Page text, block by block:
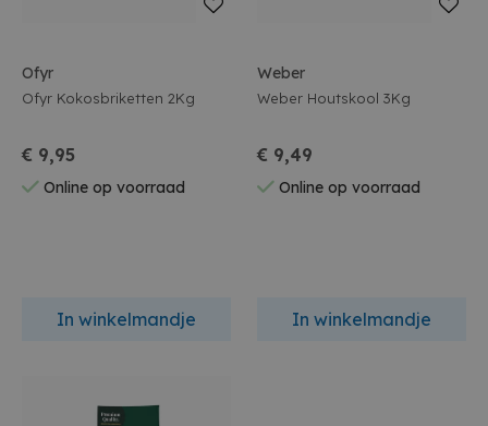
Ofyr
Ofyr Kokosbriketten 2Kg
€ 9,95
Online op voorraad
In winkelmandje
Weber
Weber Houtskool 3Kg
€ 9,49
Online op voorraad
In winkelmandje